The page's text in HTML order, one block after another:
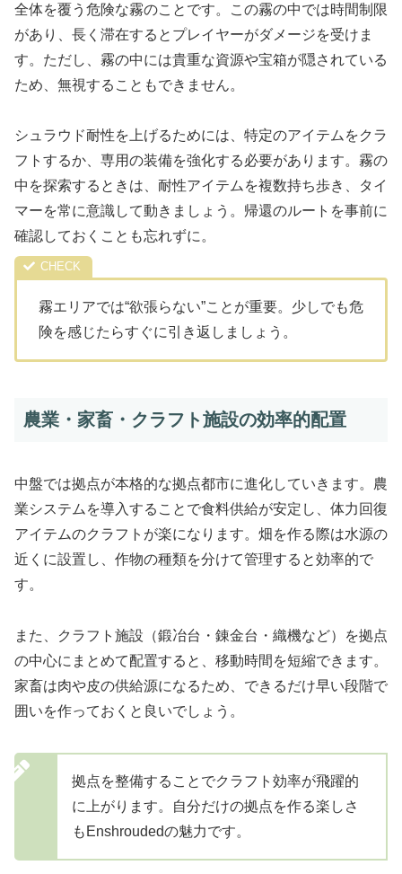
全体を覆う危険な霧のことです。この霧の中では時間制限
があり、長く滞在するとプレイヤーがダメージを受けま
す。ただし、霧の中には貴重な資源や宝箱が隠されている
ため、無視することもできません。
シュラウド耐性を上げるためには、特定のアイテムをクラ
フトするか、専用の装備を強化する必要があります。霧の
中を探索するときは、耐性アイテムを複数持ち歩き、タイ
マーを常に意識して動きましょう。帰還のルートを事前に
確認しておくことも忘れずに。
霧エリアでは“欲張らない”ことが重要。少しでも危
険を感じたらすぐに引き返しましょう。
農業・家畜・クラフト施設の効率的配置
中盤では拠点が本格的な拠点都市に進化していきます。農
業システムを導入することで食料供給が安定し、体力回復
アイテムのクラフトが楽になります。畑を作る際は水源の
近くに設置し、作物の種類を分けて管理すると効率的で
す。
また、クラフト施設（鍛冶台・錬金台・織機など）を拠点
の中心にまとめて配置すると、移動時間を短縮できます。
家畜は肉や皮の供給源になるため、できるだけ早い段階で
囲いを作っておくと良いでしょう。
拠点を整備することでクラフト効率が飛躍的
に上がります。自分だけの拠点を作る楽しさ
もEnshroudedの魅力です。